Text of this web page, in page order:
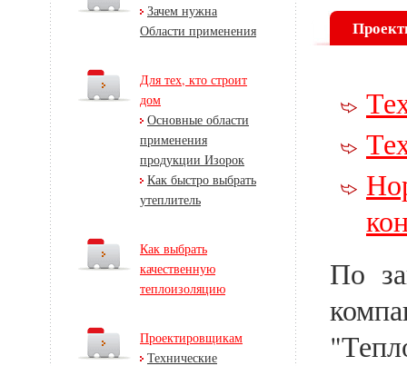
Зачем нужна
Области применения
Для тех, кто строит
дом
Основные области
применения
продукции Изорок
Как быстро выбрать
утеплитель
Как выбрать
качественную
теплоизоляцию
Проектировщикам
Технические
По